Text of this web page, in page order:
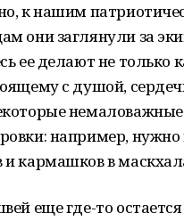
к нашим
они заглянули за
ее делают не только
с душой,
немаловажные
например,
и кармашков в
еще где-то